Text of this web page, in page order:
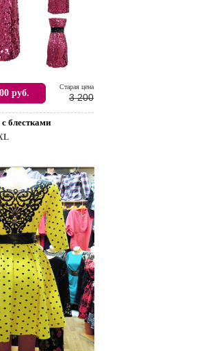
с блестками
руб.
Cтарая цена
3 200